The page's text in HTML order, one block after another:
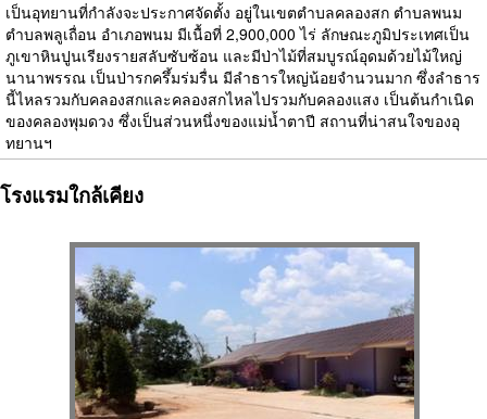
เป็นอุทยานที่กำลังจะประกาศจัดตั้ง อยู่ในเขตตำบลคลองสก ตำบลพนม
ตำบลพลูเถื่อน อำเภอพนม มีเนื้อที่ 2,900,000 ไร่ ลักษณะภูมิประเทศเป็น
ภูเขาหินปูนเรียงรายสลับซับซ้อน และมีป่าไม้ที่สมบูรณ์อุดมด้วยไม้ใหญ่
นานาพรรณ เป็นป่ารกครึ้มร่มรื่น มีลำธารใหญ่น้อยจำนวนมาก ซึ่งลำธาร
นี้ไหลรวมกับคลองสกและคลองสกไหลไปรวมกับคลองแสง เป็นต้นกำเนิด
ของคลองพุมดวง ซึ่งเป็นส่วนหนึ่งของแม่น้ำตาปี สถานที่น่าสนใจของอุ
ทยานฯ
โรงแรมใกล้เคียง